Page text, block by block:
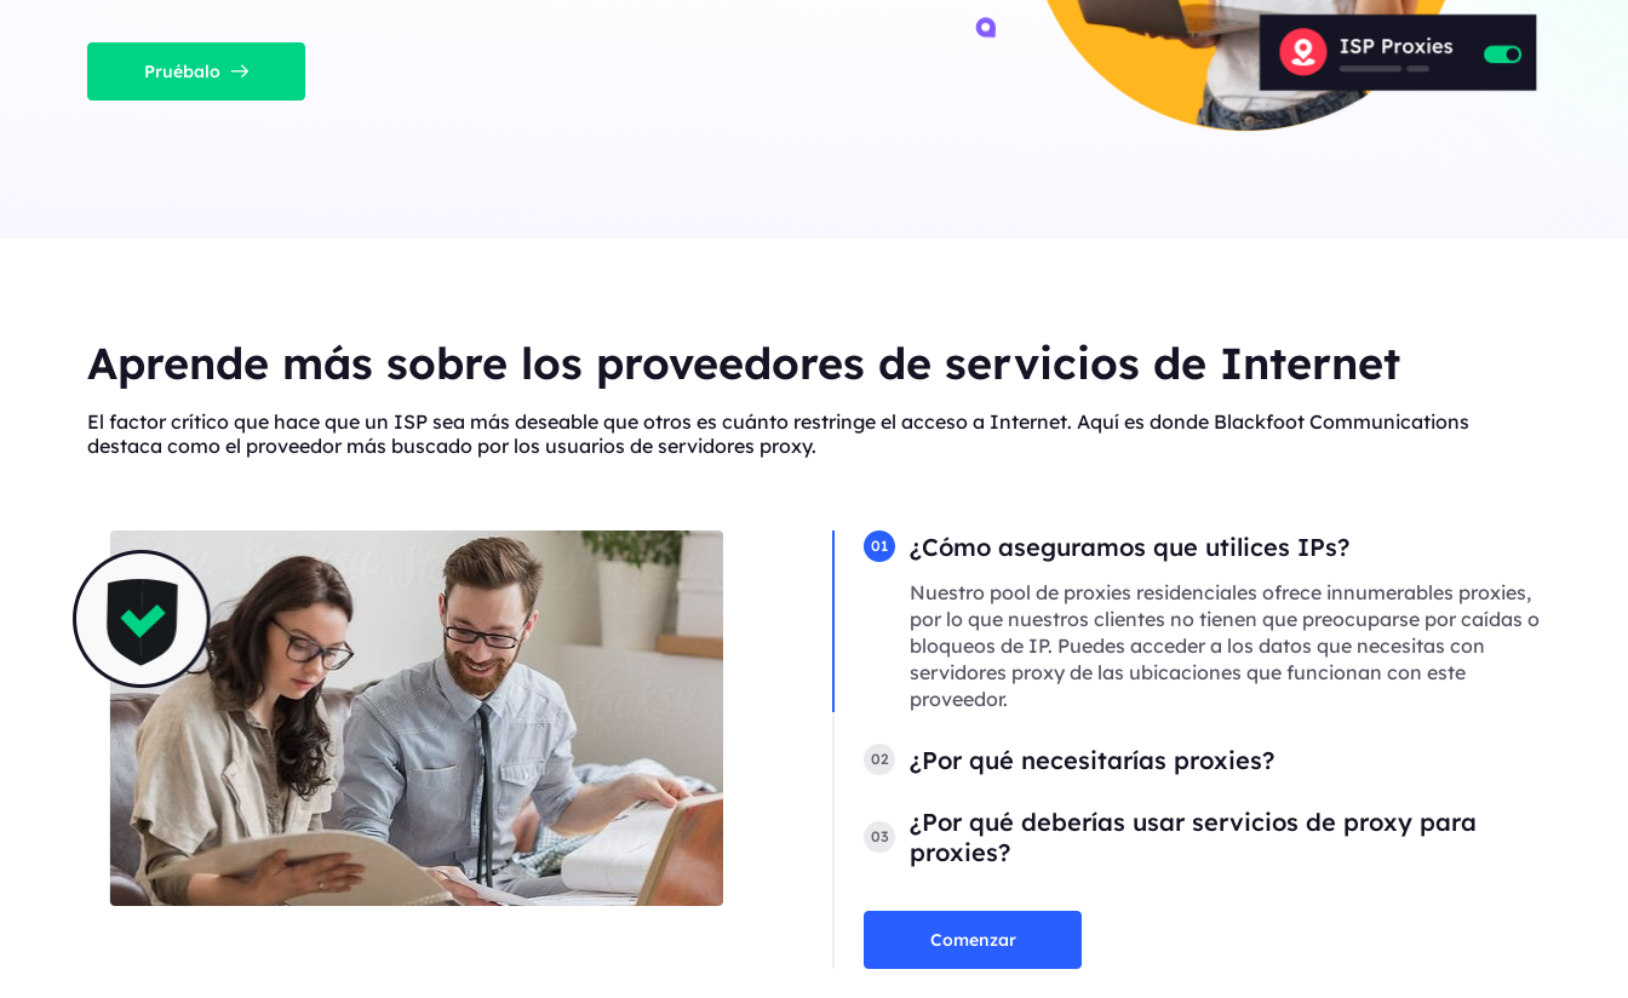
Pruébalo
Aprende más sobre los proveedores de servicios de Internet
El factor crítico que hace que un ISP sea más deseable que otros es cuánto restringe el acceso a Internet. Aquí es donde Blackfoot Communications
destaca como el proveedor más buscado por los usuarios de servidores proxy.
01 ¿Cómo aseguramos que utilices IPs?
Nuestro pool de proxies residenciales ofrece innumerables proxies,
por lo que nuestros clientes no tienen que preocuparse por caídas o
bloqueos de IP. Puedes acceder a los datos que necesitas con
servidores proxy de las ubicaciones que funcionan con este
proveedor.
02 ¿Por qué necesitarías proxies?
03
¿Por qué deberías usar servicios de proxy para
proxies?
Comenzar